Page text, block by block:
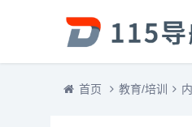
首页 教育/培训